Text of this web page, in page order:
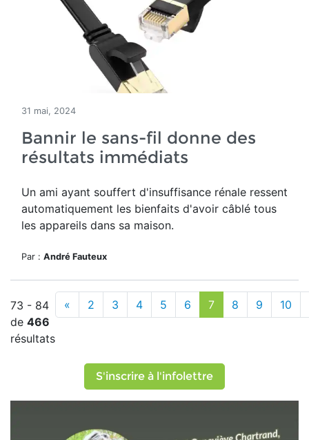
31 mai, 2024
Bannir le sans-fil donne des
résultats immédiats
Un ami ayant souffert d'insuffisance rénale ressent
automatiquement les bienfaits d'avoir câblé tous
les appareils dans sa maison.
Par : André Fauteux
73 - 84
de 466
résultats
« 2 3 4 5 6 7 8 9 10
S'inscrire à l'infolettre